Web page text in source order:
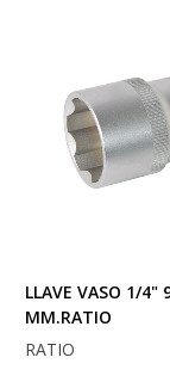
LLAVE VASO 1/4"
MM.RATIO
RATIO